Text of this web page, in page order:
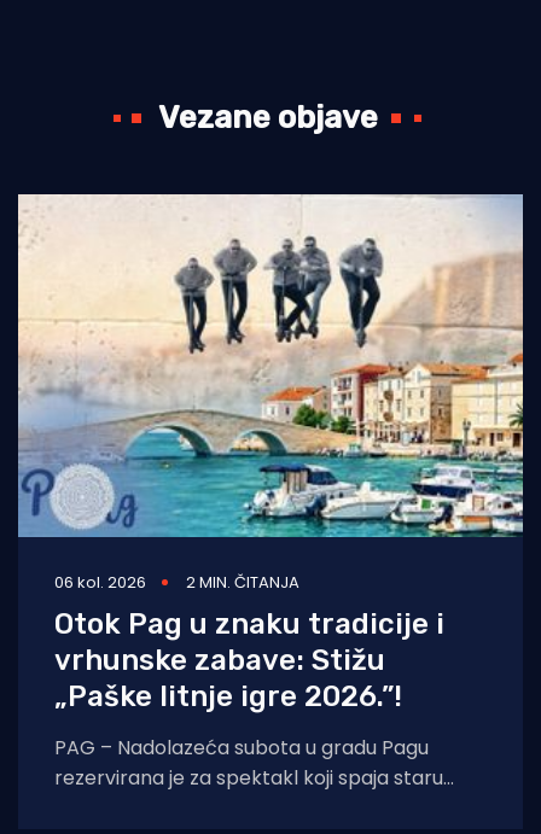
Vezane objave
06 kol. 2026 2 MIN. ČITANJA
Otok Pag u znaku tradicije i
vrhunske zabave: Stižu
„Paške litnje igre 2026.”!
PAG – Nadolazeća subota u gradu Pagu
rezervirana je za spektakl koji spaja staru